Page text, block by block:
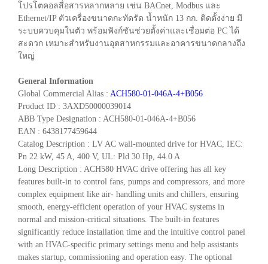
โปรโตคอลสื่อสารหลากหลาย เช่น BACnet, Modbus และ
Ethernet/IP ตัวเครื่องขนาดกะทัดรัด น้ำหนัก 13 กก. ติดตั้งง่าย มี
ระบบควบคุมในตัว พร้อมฟังก์ชันช่วยตั้งค่าและเชื่อมต่อ PC ได้
สะดวก เหมาะสำหรับงานอุตสาหกรรมและอาคารขนาดกลางถึง
ใหญ่
General Information
Global Commercial Alias : ACH580-01-046A-4+B056
Product ID : 3AXD50000039014
ABB Type Designation : ACH580-01-046A-4+B056
EAN : 6438177459644
Catalog Description : LV AC wall-mounted drive for HVAC, IEC:
Pn 22 kW, 45 A, 400 V, UL: Pld 30 Hp, 44.0 A
Long Description : ACH580 HVAC drive offering has all key
features built-in to control fans, pumps and compressors, and more
complex equipment like air- handling units and chillers, ensuring
smooth, energy-efficient operation of your HVAC systems in
normal and mission-critical situations. The built-in features
significantly reduce installation time and the intuitive control panel
with an HVAC-specific primary settings menu and help assistants
makes startup, commissioning and operation easy. The optional